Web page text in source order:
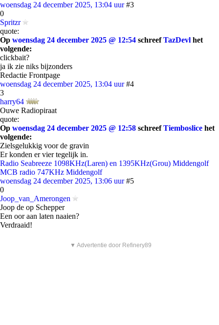
woensdag 24 december 2025, 13:04 uur #3
0
Spritzr
quote:
Op woensdag 24 december 2025 @ 12:54 schreefTazDevl het
volgende:
clickbait?
ja ik zie niks bijzonders
Redactie Frontpage
woensdag 24 december 2025, 13:04 uur #4
3
harry64
Ouwe Radiopiraat
quote:
Op woensdag 24 december 2025 @ 12:58 schreefTiemboslice het
volgende:
Zielsgelukkig voor de gravin
Er konden er vier tegelijk in.
Radio Seabreeze 1098KHz(Laren) en 1395KHz(Grou) Middengolf
MCB radio 747KHz Middengolf
woensdag 24 december 2025, 13:06 uur #5
0
Joop_van_Amerongen
Joop de op Schepper
Een oor aan laten naaien?
Verdraaid!
▼ Advertentie door Refinery89